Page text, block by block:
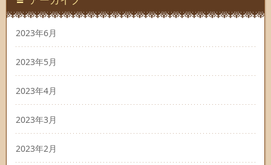
2023年6月
2023年5月
2023年4月
2023年3月
2023年2月